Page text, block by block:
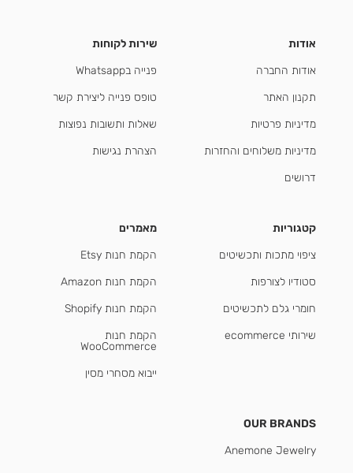
אודות
אודות החברה
תקנון האתר
מדיניות פרטיות
מדיניות משלוחים והחזרות
דרושים
שירות לקוחות
פנייה בWhatsapp
טופס פנייה ליצירת קשר
שאלות ותשובות נפוצות
הצהרת נגישות
קטגוריות
ציפוי מתכות ותכשיטים
סטודיו לצורפות
חומרי גלם לתכשיטים
שירותי ecommerce
מאמרים
הקמת חנות Etsy
הקמת חנות Amazon
הקמת חנות Shopify
הקמת חנות
WooCommerce
ייבוא מסחרי מסין
OUR BRANDS
Anemone Jewelry